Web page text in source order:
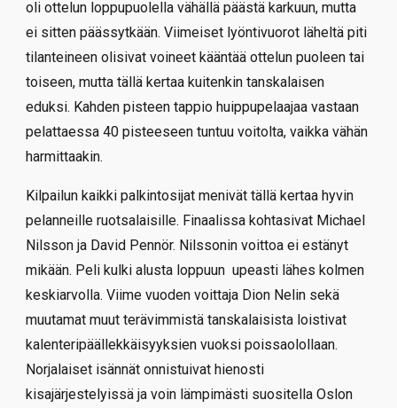
oli ottelun loppupuolella vähällä päästä karkuun, mutta
ei sitten päässytkään. Viimeiset lyöntivuorot läheltä piti
tilanteineen olisivat voineet kääntää ottelun puoleen tai
toiseen, mutta tällä kertaa kuitenkin tanskalaisen
eduksi. Kahden pisteen tappio huippupelaajaa vastaan
pelattaessa 40 pisteeseen tuntuu voitolta, vaikka vähän
harmittaakin.
Kilpailun kaikki palkintosijat menivät tällä kertaa hyvin
pelanneille ruotsalaisille. Finaalissa kohtasivat Michael
Nilsson ja David Pennör. Nilssonin voittoa ei estänyt
mikään. Peli kulki alusta loppuun upeasti lähes kolmen
keskiarvolla. Viime vuoden voittaja Dion Nelin sekä
muutamat muut terävimmistä tanskalaisista loistivat
kalenteripäällekkäisyyksien vuoksi poissaolollaan.
Norjalaiset isännät onnistuivat hienosti
kisajärjestelyissä ja voin lämpimästi suositella Oslon